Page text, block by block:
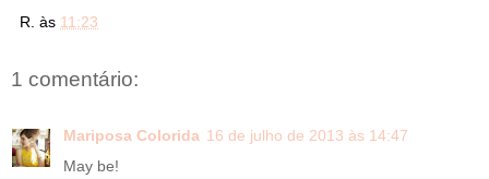
R. às 11:23
1 comentário:
Mariposa Colorida 16 de julho de 2013 às 14:47
May be!